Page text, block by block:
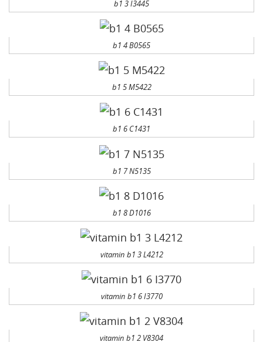
b1 3 I3445
b1 4 B0565
b1 5 M5422
b1 6 C1431
b1 7 N5135
b1 8 D1016
vitamin b1 3 L4212
vitamin b1 6 I3770
vitamin b1 2 V8304